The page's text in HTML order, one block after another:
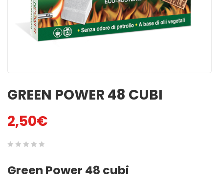
GREEN POWER 48 CUBI
2,50€
out
Green Power 48 cubi
ACCENDIFUOCO 16
MAXI TAVOLETTE
3,50€
4,00
PULITORE STUFE A
PELLET